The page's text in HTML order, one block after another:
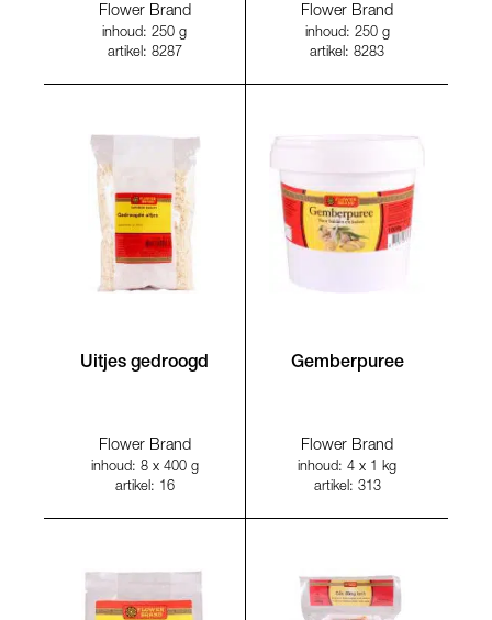
Flower Brand
inhoud: 250 g
artikel: 8287
Flower Brand
inhoud: 250 g
artikel: 8283
Uitjes gedroogd
Flower Brand
inhoud: 8 x 400 g
artikel: 16
Gemberpuree
Flower Brand
inhoud: 4 x 1 kg
artikel: 313